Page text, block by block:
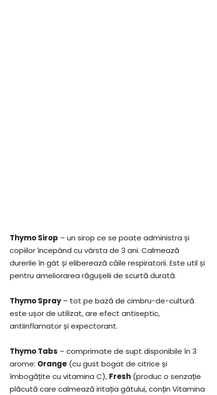
Thymo Sirop – un sirop ce se poate administra și
copiilor începând cu vârsta de 3 ani. Calmează
durerile în gât și eliberează căile respiratorii. Este util și
pentru ameliorarea răgușelii de scurtă durată.
Thymo Spray– tot pe bază de cimbru-de-cultură
este ușor de utilizat, are efect antiseptic,
antiinflamator și expectorant.
Thymo Tabs – comprimate de supt disponibile în 3
arome: Orange (cu gust bogat de citrice și
îmbogățite cu vitamina C), Fresh (produc o senzație
plăcută care calmează iritația gâtului, conțin Vitamina